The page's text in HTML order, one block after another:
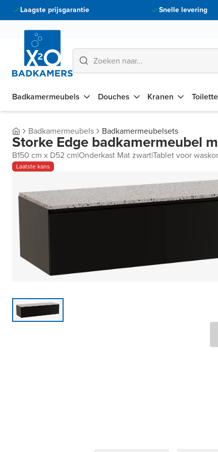
Laagste prijsgarantie Snelle levering
Badkamermeubels Douches Kranen
Badkamermeubels Badkamermeubelsets
Storke Edge badkamermeubel
B150 cm x D52 cm|Onderkast Mat zwart|Tablet voor
Laatste kans